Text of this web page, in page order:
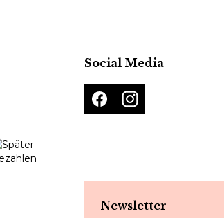
Social Media
Newsletter